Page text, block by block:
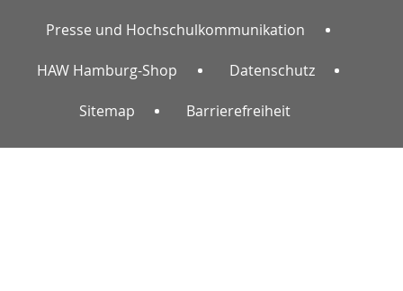
Presse und Hochschulkommunikation
HAW Hamburg-Shop Datenschutz
Sitemap Barrierefreiheit